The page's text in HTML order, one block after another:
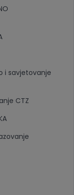
i savjetovanje
CTZ